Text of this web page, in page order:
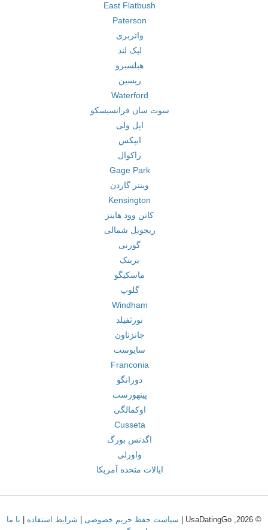
East Flatbush
Paterson
واتربری
لیک لند
هیلسبرو
ریسین
Waterford
سوت سان فرانسیسکو
اپل ولی
ایپکس
راکوال
Gage Park
وینتر گاردن
Kensington
کاتن وود هایتز
ریجویل شمالی
گورنی
بربنک
ماسکیگو
گلوپ
Windham
نورثفیلد
جانزتاون
سایوست
Franconia
دورانگو
پینهورست
اوکمالگی
Cusseta
اگدنس بورگ
واورلی
ایالات متحده آمریکا
© 2026, UsaDatingGo | سیاست حفظ حریم خصوصی شرایط استفاده
با ما